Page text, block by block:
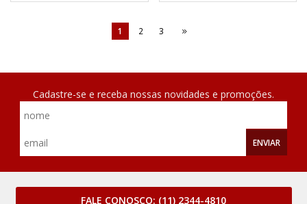
1 2 3
Cadastre-se e receba nossas novidades e promoções.
ENVIAR
FALE CONOSCO: (11) 2344-4810